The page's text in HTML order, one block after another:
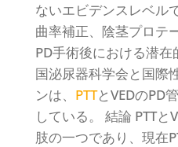
ないエビデンスレベル
曲率補正、陰茎プロテ
PD手術後における潜
国泌尿器科学会と国際
ンは、 PTTとVEDのPD
している。 結論 PTTと
肢の一つであり、現在